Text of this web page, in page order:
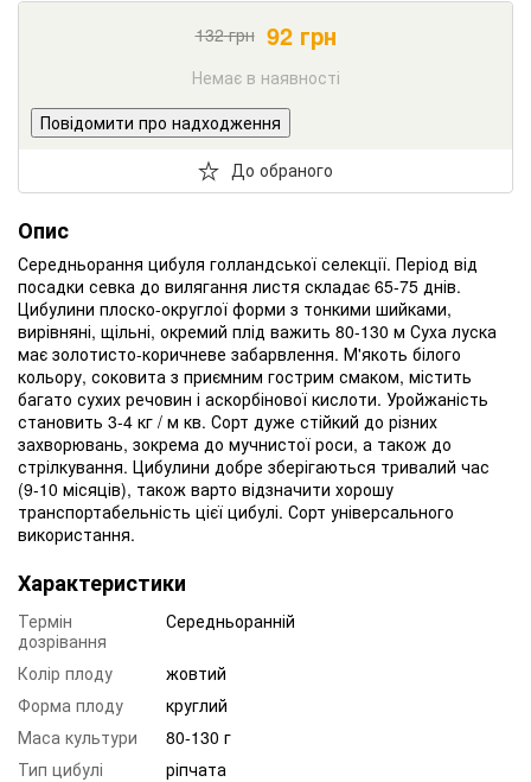
132грн 92грн
Немає в наявності
Повідомити про надходження
До обраного
Опис
Середньорання цибуля голландської селекції. Період від
посадки севка до вилягання листя складає 65-75 днів.
Цибулини плоско-округлої форми з тонкими шийками,
вирівняні, щільні, окремий плід важить 80-130 м Суха луска
має золотисто-коричневе забарвлення. М'якоть білого
кольору, соковита з приємним гострим смаком, містить
багато сухих речовин і аскорбінової кислоти. Уройжаність
становить 3-4 кг / м кв. Сорт дуже стійкий до різних
захворювань, зокрема до мучнистої роси, а також до
стрілкування. Цибулини добре зберігаються тривалий час
(9-10 місяців), також варто відзначити хорошу
транспортабельність цієї цибулі. Сорт універсального
використання.
Характеристики
Термін
дозрівання
Середньоранній
Колір плоду
жовтий
Форма плоду
круглий
Маса культури
80-130 г
Тип цибулі
ріпчата